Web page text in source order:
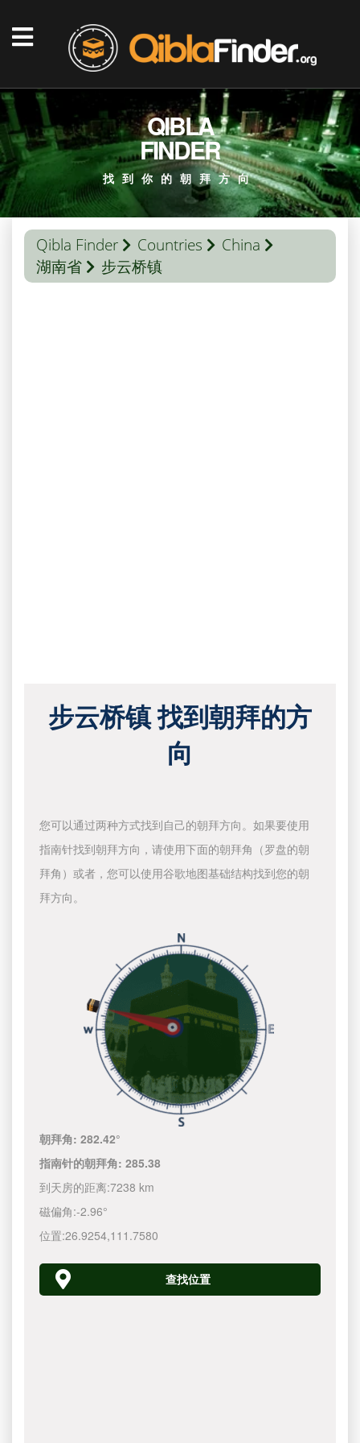
QIBLA
FINDER
找到你的朝拜方向
Qibla Finder Countries
China
湖南省
步云桥镇
步云桥镇 找到朝拜的方
向
您可以通过两种方式找到自己的朝拜方向。如果要使用
指南针找到朝拜方向，请使用下面的朝拜角（罗盘的朝
拜角）或者，您可以使用谷歌地图基础结构找到您的朝
拜方向。
朝拜角:282.42°
指南针的朝拜角:285.38
到天房的距离:7238 km
磁偏角:-2.96°
位置:26.9254,111.7580
查找位置